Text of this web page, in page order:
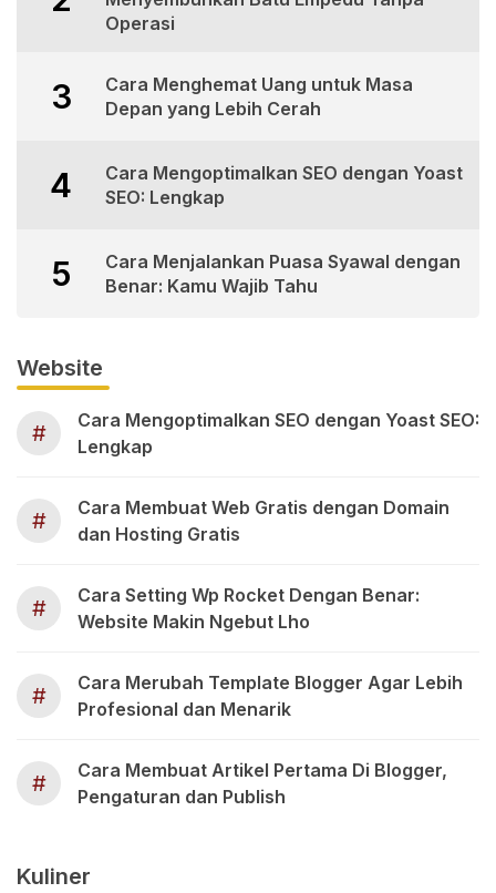
Operasi
3
Cara Menghemat Uang untuk Masa
Depan yang Lebih Cerah
4
Cara Mengoptimalkan SEO dengan Yoast
SEO: Lengkap
5
Cara Menjalankan Puasa Syawal dengan
Benar: Kamu Wajib Tahu
Website
#
Cara Mengoptimalkan SEO dengan Yoast SEO:
Lengkap
#
Cara Membuat Web Gratis dengan Domain
dan Hosting Gratis
#
Cara Setting Wp Rocket Dengan Benar:
Website Makin Ngebut Lho
#
Cara Merubah Template Blogger Agar Lebih
Profesional dan Menarik
#
Cara Membuat Artikel Pertama Di Blogger,
Pengaturan dan Publish
Kuliner